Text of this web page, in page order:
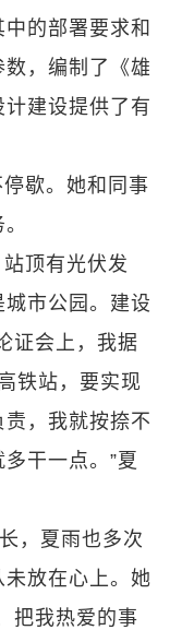
的部署要求和
，编制了《雄
建设提供了有
歇。她和同事
顶有光伏发
市公园。建设
证会上，我据
铁站，要实现
，我就按捺不
干一点。”夏
，夏雨也多次
放在心上。她
把我热爱的事